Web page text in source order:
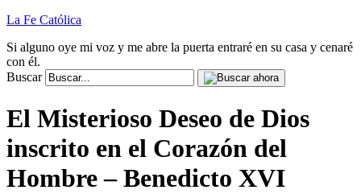
La Fe Católica
Si alguno oye mi voz y me abre la puerta entraré en su casa y cenaré
con él.
Buscar
El Misterioso Deseo de Dios
inscrito en el Corazón del
Hombre – Benedicto XVI